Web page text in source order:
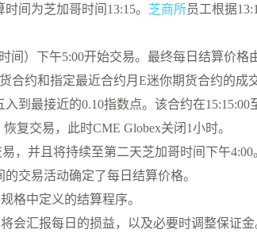
间为芝加哥时间13:15。 芝商所员工根据
间）下午5:00开始交易。最终每日结算价格
合约和指定最近合约月E迷你期货合约的成
到最接近的0.10指数点。该合约在15:15:00
复交易，此时CME Globex关闭1小时。
，并且将持续至第二天芝加哥时间下午
的交易活动确定了每日结算价格。
格中定义的结算程序。
汇报每日的损益，以及必要时调整保证金